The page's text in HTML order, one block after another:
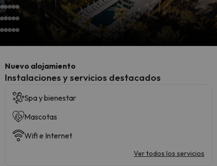
Nuevo alojamiento
Instalaciones y servicios destacados
Spa y bienestar
Mascotas
Wifi e Internet
Ver todos los servicios